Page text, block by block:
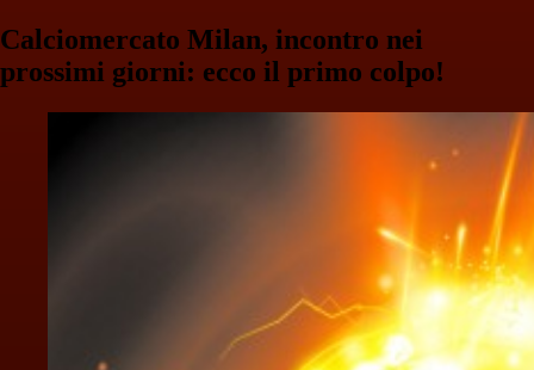
Calciomercato Milan, incontro nei
prossimi giorni: ecco il primo colpo!